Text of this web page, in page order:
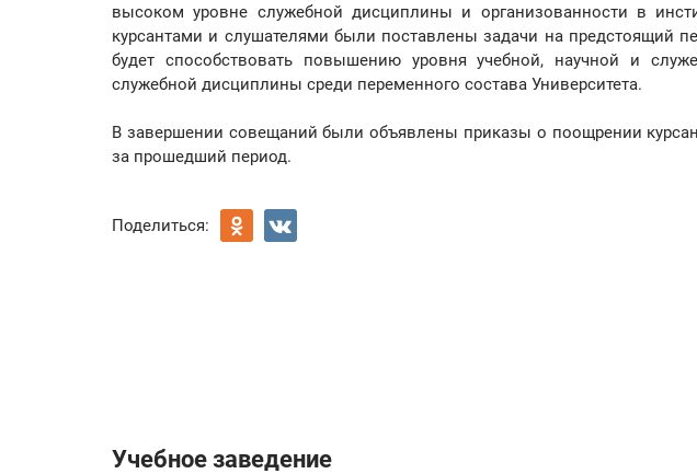
высоком уровне служебной дисциплины и организованности в
курсантами и слушателями были поставлены задачи на предстоящий
будет способствовать повышению уровня учебной, научной и
служебной дисциплины среди переменного состава Университета.
В завершении совещаний были объявлены приказы о поощрении
за прошедший период.
Поделиться:
Учебное заведение